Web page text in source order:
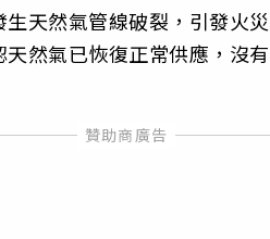
天然氣管線破裂，引發火
然氣已恢復正常供應，沒